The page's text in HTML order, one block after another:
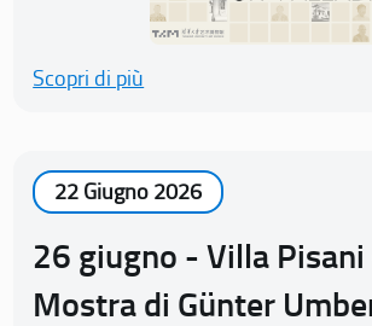
Scopri di più
22 Giugno 2026
26 giugno - Villa Pisani
Mostra di Günter